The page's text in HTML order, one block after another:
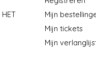
HET
Mijn
Mijn tickets
Mijn